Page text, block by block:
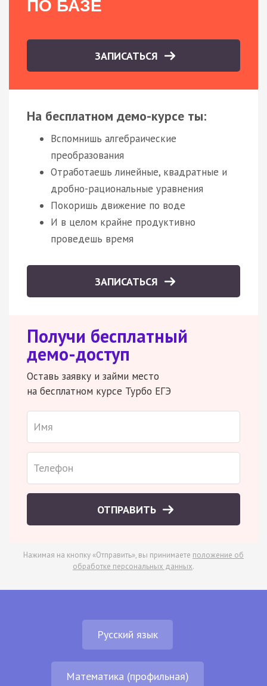
ПО БАЗЕ
ЗАПИСАТЬСЯ
На бесплатном демо-курсе ты:
Вспомнишь алгебраические
преобразования
Отработаешь линейные, квадратные и
дробно-рациональные уравнения
Покоришь движение по воде
И в целом крайне продуктивно
проведешь время
ЗАПИСАТЬСЯ
Получи бесплатный
демо-доступ
Оставь заявку и займи место
на бесплатном курсе Турбо ЕГЭ
ОТПРАВИТЬ
Нажимая на кнопку «Отправить», вы принимаете положение об
обработке персональных данных.
Русский язык
Математика (профильная)